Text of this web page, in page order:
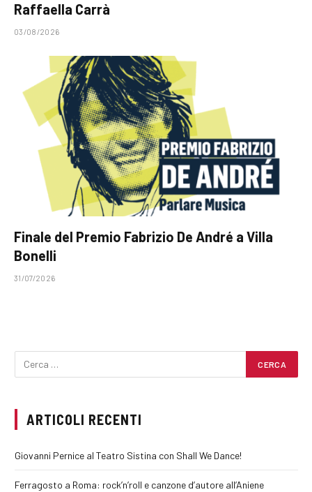
Raffaella Carrà
03/08/2026
Finale del Premio Fabrizio De André a Villa
Bonelli
31/07/2026
ARTICOLI RECENTI
Giovanni Pernice al Teatro Sistina con Shall We Dance!
Ferragosto a Roma: rock’n’roll e canzone d’autore all’Aniene